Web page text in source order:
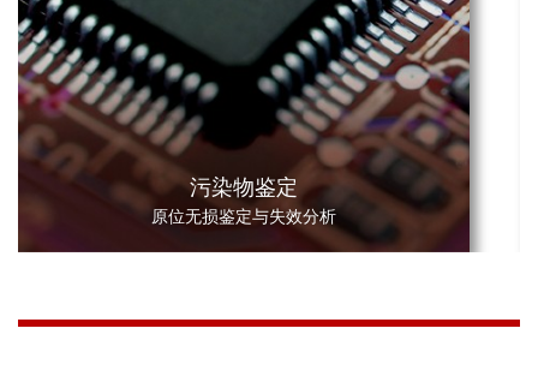
污染物鉴定
原位无损鉴定与失效分析
很少或无需样品制备的多层高分子膜的O-PTIR分析
rm A. et al.Analytical Chemistry, 2023
Forensic
High-Throughput Antimicrobial Susceptibility Testing of Escherichia coli by Wi
de-Field Mid-Infrared Photothermal Imaging of Protein Synthesis. Guo, Z. et a
l.Analytical Chemistry, 2023
Prebiotic-Based Nanoamorphous Atorvastatin Attenuates Nonalcoholic Fatty
生物医学应用